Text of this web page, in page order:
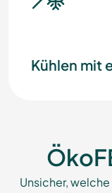
Kühlen mit
Unsicher,